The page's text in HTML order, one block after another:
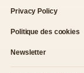
Privacy Policy
Politique des cookies
Newsletter